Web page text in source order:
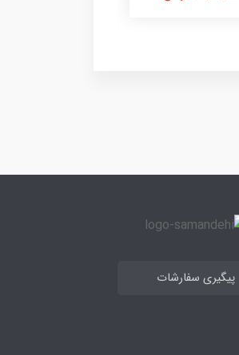
پیگیری سفارشات